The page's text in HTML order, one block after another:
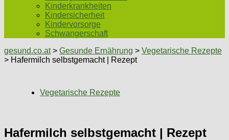
Kinderkrankheiten
Kindersicherheit
Kindervorsorge
Schwangerschaft
gesund.co.at> Gesunde Ernährung > Vegetarische Rezepte
> Hafermilch selbstgemacht | Rezept
Vegetarische Rezepte
Hafermilch selbstgemacht | Rezept